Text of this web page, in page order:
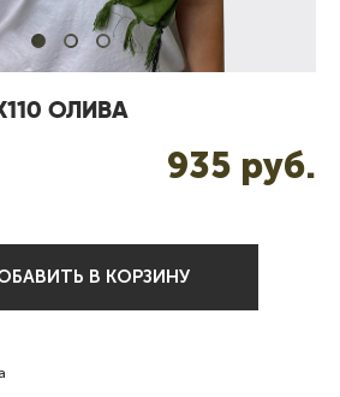
ОЛИВА
935 pуб.
В КОРЗИНУ